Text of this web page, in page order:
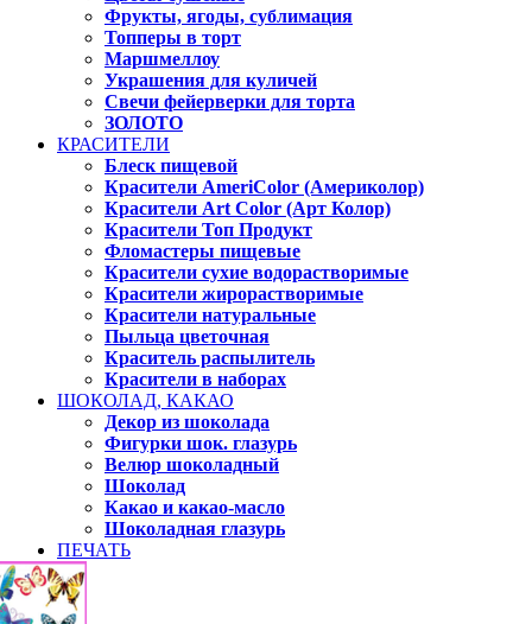
Фрукты, ягоды, сублимация
Топперы в торт
Маршмеллоу
Украшения для куличей
Свечи фейерверки для торта
ЗОЛОТО
КРАСИТЕЛИ
Блеск пищевой
Красители AmeriColor (Америколор)
Красители Art Color (Арт Колор)
Красители Топ Продукт
Фломастеры пищевые
Красители сухие водорастворимые
Красители жирорастворимые
Красители натуральные
Пыльца цветочная
Краситель распылитель
Красители в наборах
ШОКОЛАД, КАКАО
Декор из шоколада
Фигурки шок. глазурь
Велюр шоколадный
Шоколад
Какао и какао-масло
Шоколадная глазурь
ПЕЧАТЬ